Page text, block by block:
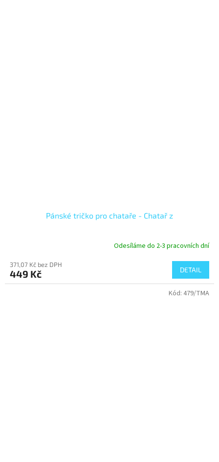
Pánské tričko pro chataře - Chatař z
Odesíláme do 2-3 pracovních dní
371,07 Kč bez DPH
449 Kč DETAIL
Kód: 479/TMA